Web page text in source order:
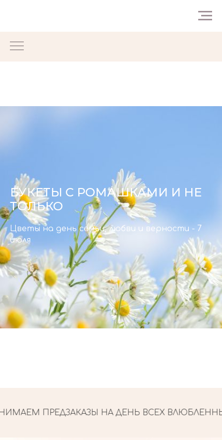
БУКЕТЫ C РОМАШКАМИ И НЕ
ТОЛЬКО
Цветы на день семьи, любви и верности - 7
июля
ПРЕДЗАКАЗЫ НА ДЕНЬ ВСЕХ